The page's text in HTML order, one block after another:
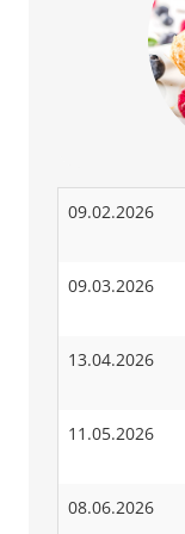
09.02.2026
09.03.2026
13.04.2026
11.05.2026
08.06.2026